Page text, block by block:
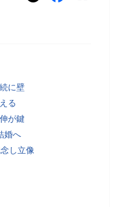
に壁
る
が鍵
婚へ
し立像